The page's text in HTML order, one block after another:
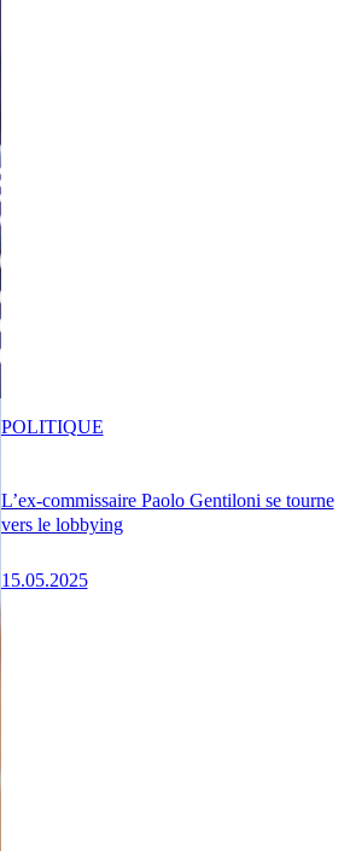
L’ex-commissaire Paolo Gentiloni se tourne
vers le lobbying
15.05.2025
POLITIQUE